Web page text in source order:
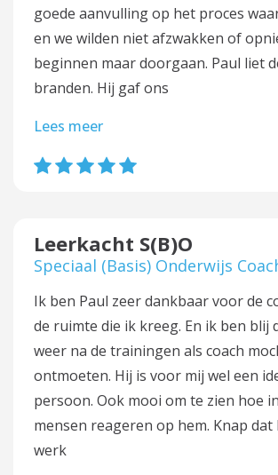
goede aanvulling op het proces
en we wilden niet afzwakken of
beginnen maar doorgaan. Paul liet
branden. Hij gaf ons
Lees meer
Leerkacht S(B)O
Speciaal (Basis) Onderwijs
Ik ben Paul zeer dankbaar voor de
de ruimte die ik kreeg. En ik ben blij
weer na de trainingen als coach
ontmoeten. Hij is voor mij wel een
persoon. Ook mooi om te zien hoe
mensen reageren op hem. Knap dat
werk